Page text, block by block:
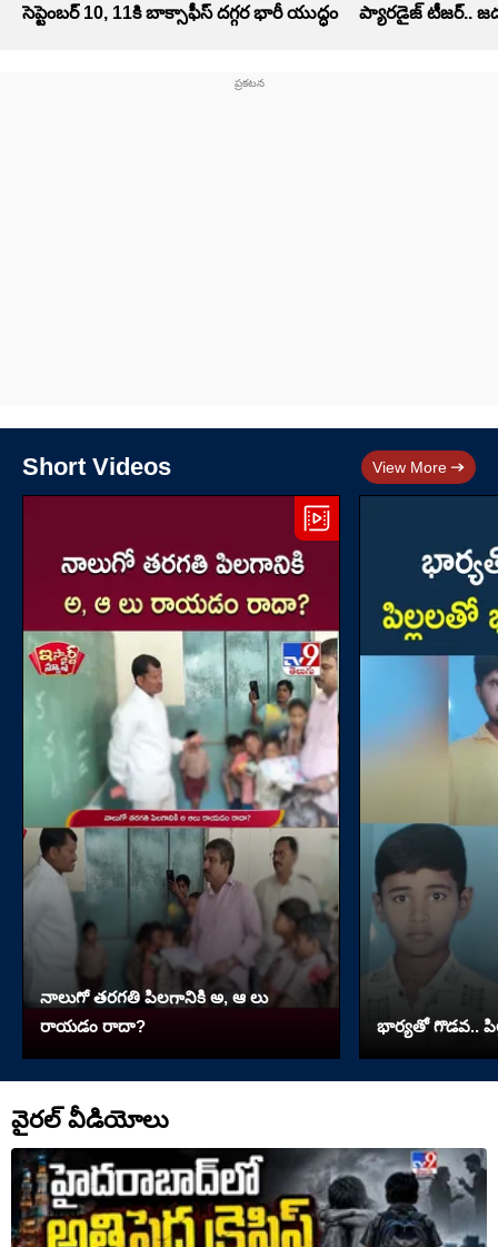
సెప్టెంబర్‌ 10, 11కి బాక్సాఫీస్ దగ్గర భారీ యుద్ధం ప్యారడైజ్ టీజర్..
Short Videos View More
నాలుగో త‌ర‌గతి పిలగానికి అ, ఆ లు
రాయ‌డం రాదా?
భార్యతో గొడవ..
వైరల్ వీడియోలు